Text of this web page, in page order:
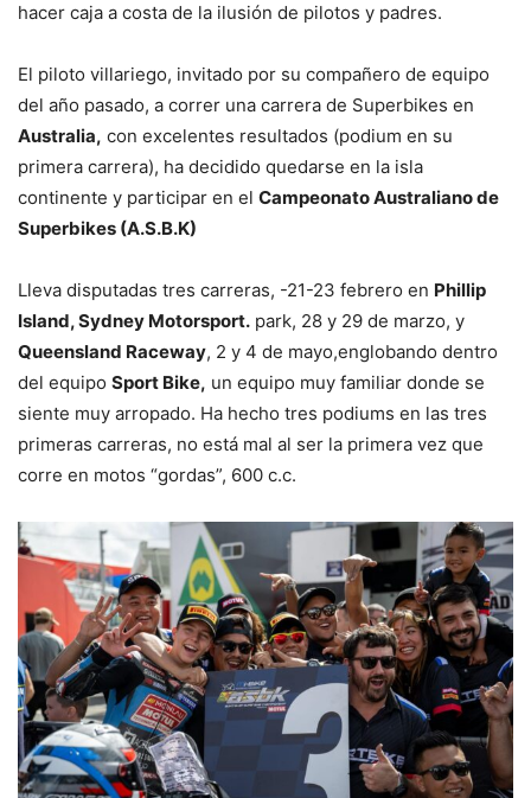
hacer caja a costa de la ilusión de pilotos y padres.
El piloto villariego, invitado por su compañero de equipo
del año pasado, a correr una carrera de Superbikes en
Australia, con excelentes resultados (podium en su
primera carrera), ha decidido quedarse en la isla
continente y participar en el Campeonato Australiano de
Superbikes (A.S.B.K)
Lleva disputadas tres carreras, -21-23 febrero en Phillip
Island, Sydney Motorsport. park, 28 y 29 de marzo, y
Queensland Raceway, 2 y 4 de mayo,englobando dentro
del equipo Sport Bike, un equipo muy familiar donde se
siente muy arropado. Ha hecho tres podiums en las tres
primeras carreras, no está mal al ser la primera vez que
corre en motos “gordas”, 600 c.c.